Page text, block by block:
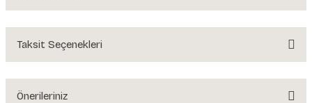
Ürün hakkında henüz soru sorulmamış.
Taksit Seçenekleri
Önerileriniz